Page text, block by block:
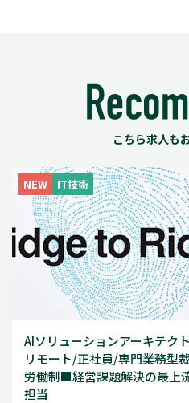
こちら求人も
NEW IT技術
AIソリューションアーキテク
リモート/正社員/専門業務型
労働制■経営課題解決の最上
担当